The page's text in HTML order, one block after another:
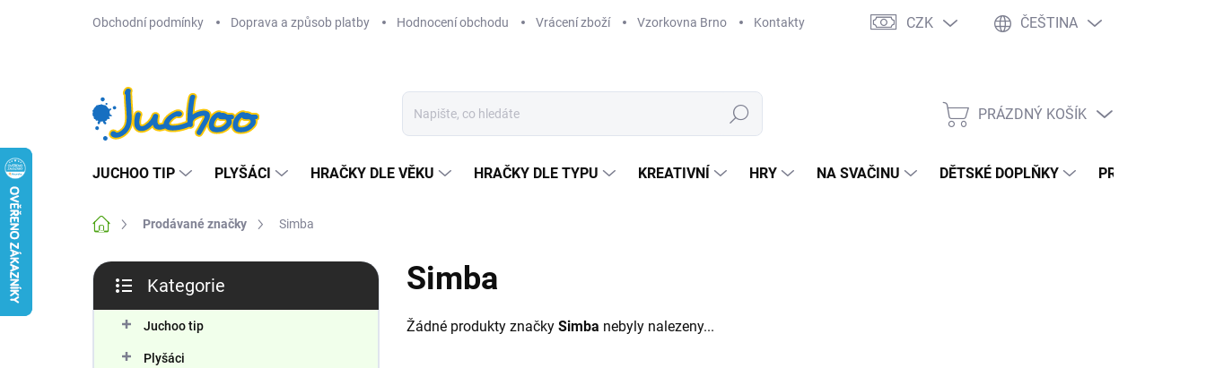
Obchodní podmínky Doprava a způsob platby Hodnocení obchodu Vrácení zboží Vzorkovna Brno Kontakty Ochrana osobních údajů Jak nakupovat
CZK ČEŠTINA
Hledat
NÁKUPNÍ
PRÁZDNÝ KOŠÍK
JUCHOO TIP PLYŠÁCI HRAČKY DLE VĚKU HRAČKY DLE TYPU KREATIVNÍ HRY NA SVAČINU DĚTSKÉ DOPLŇKY PRO DOSPĚLÉ
Domů Prodávané značky Simba
P
s
kategorie
Kategorie
Juchoo tip
Plyšáci
Simba
Žádné produkty značky Simba nebyly nalezeny...